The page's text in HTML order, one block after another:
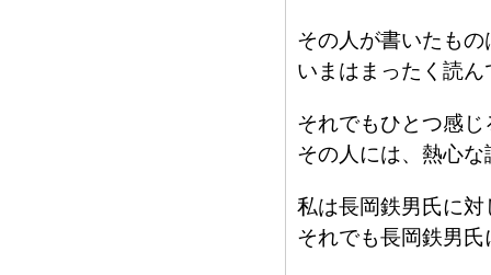
その人が書いたも
いまはまったく読ん
それでもひとつ感
その人には、熱心
私は長岡鉄男氏に
それでも長岡鉄男